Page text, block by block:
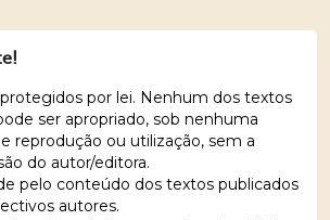
por lei. Nenhum dos textos
ser apropriado, sob nenhuma
reprodução ou utilização, sem a
do autor/editora.
pelo conteúdo dos textos publicados
autores.